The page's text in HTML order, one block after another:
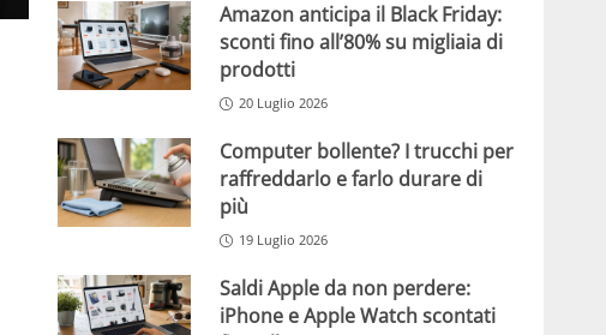
Amazon anticipa il Black Friday:
sconti fino all’80% su migliaia di
prodotti
20 Luglio 2026
Computer bollente? I trucchi per
raffreddarlo e farlo durare di
più
19 Luglio 2026
Saldi Apple da non perdere:
iPhone e Apple Watch scontati